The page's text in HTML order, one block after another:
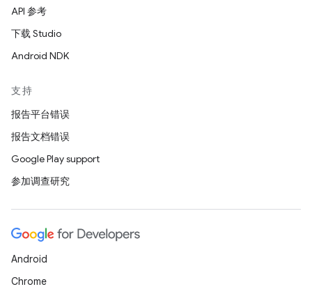
API 参考
下载 Studio
Android NDK
支持
报告平台错误
报告文档错误
Google Play support
参加调查研究
Android
Chrome